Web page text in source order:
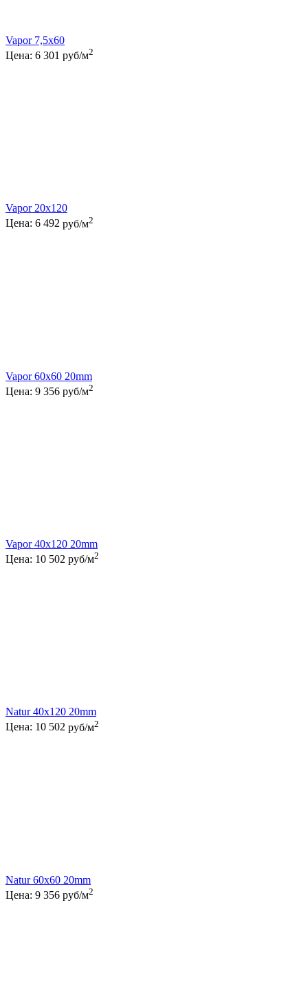
Vapor 7,5x60
Цена: 6 301 руб/м2
Vapor 20x120
Цена: 6 492 руб/м2
Vapor 60x60 20mm
Цена: 9 356 руб/м2
Vapor 40x120 20mm
Цена: 10 502 руб/м2
Natur 40x120 20mm
Цена: 10 502 руб/м2
Natur 60x60 20mm
Цена: 9 356 руб/м2